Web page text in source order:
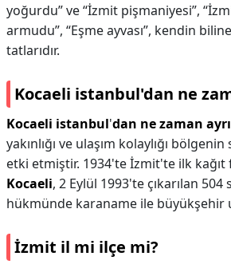
yoğurdu” ve “İzmit pişmaniyesi”,
armudu”, “Eşme ayvası”, kendin
tatlarıdır.
Kocaeli istanbul'dan ne
Kocaeli istanbul'dan ne zaman
yakınlığı ve ulaşım kolaylığı
etki etmiştir. 1934'te İzmit'te ilk kağıt
Kocaeli, 2 Eylül 1993'te çıkarılan 504
hükmünde karaname ile büyükşehir
İzmit il mi ilçe mi?